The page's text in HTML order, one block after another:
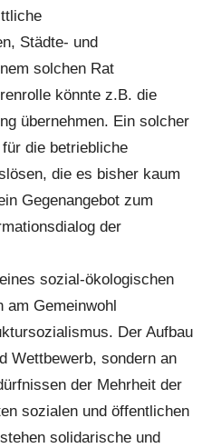
Städte- und
solchen Rat
könnte z.B. die
übernehmen. Ein solcher
die betriebliche
die es bisher kaum
Gegenangebot zum
der
sozial-ökologischen
am Gemeinwohl
Der Aufbau
Wettbewerb, sondern an
der Mehrheit der
sozialen und öffentlichen
solidarische und